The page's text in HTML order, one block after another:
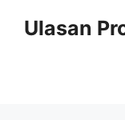
Ulasan